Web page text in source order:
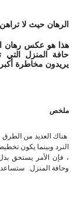
لرهان حيث لا تراهن بـ "6"
يريدون مخاطرة
ملخص
هناك العديد من الطرق
النرد وبينما يكون
، فإن الأمر يستحق
وحافة المنزل.